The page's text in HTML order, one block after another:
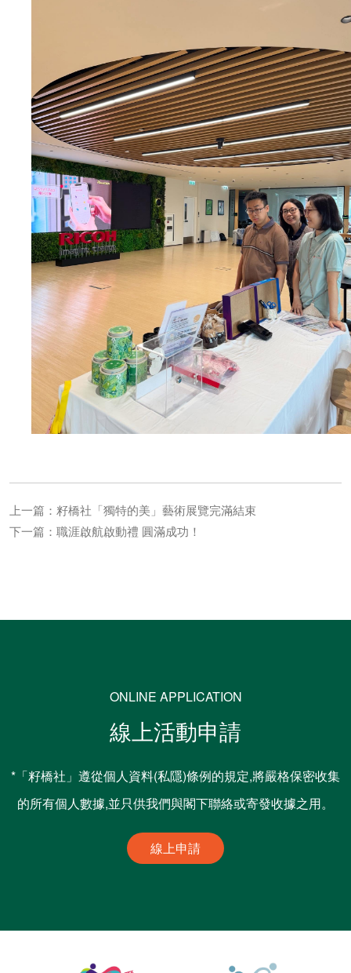
上一篇：籽橋社「獨特的美」藝術展覽完滿結束
下一篇：職涯啟航啟動禮 圓滿成功！
ONLINE APPLICATION
線上活動申請
*「籽橋社」遵從個人資料(私隱)條例的規定,將嚴格保密收集
的所有個人數據,並只供我們與閣下聯絡或寄發收據之用。
線上申請